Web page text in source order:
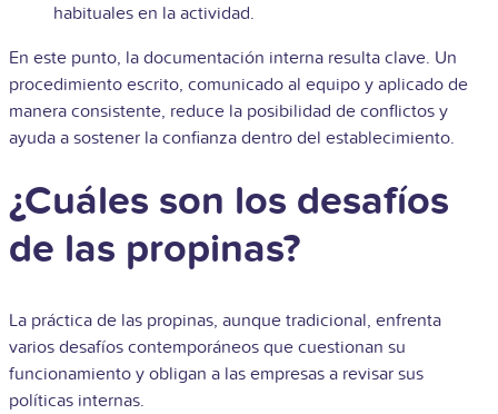
habituales en la actividad.
En este punto, la documentación interna resulta clave. Un
procedimiento escrito, comunicado al equipo y aplicado de
manera consistente, reduce la posibilidad de conflictos y
ayuda a sostener la confianza dentro del establecimiento.
¿Cuáles son los desafíos
de las propinas?
La práctica de las propinas, aunque tradicional, enfrenta
varios desafíos contemporáneos que cuestionan su
funcionamiento y obligan a las empresas a revisar sus
políticas internas.